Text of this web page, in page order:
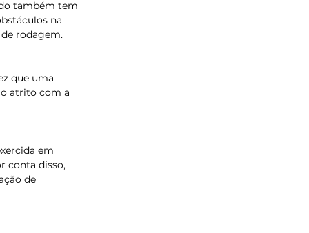
também tem
na
rodagem.
que uma
o atrito com a
em
conta disso,
de